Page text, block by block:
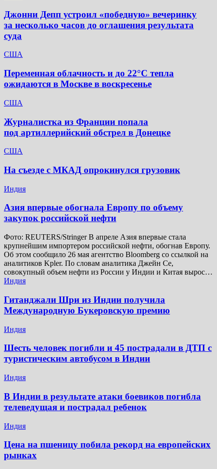
Джонни Депп устроил «победную» вечеринку
за несколько часов до оглашения результата
суда
США
Переменная облачность и до 22°C тепла
ожидаются в Москве в воскресенье
США
Журналистка из Франции попала
под артиллерийский обстрел в Донецке
США
На съезде с МКАД опрокинулся грузовик
Индия
Азия впервые обогнала Европу по объему
закупок российской нефти
Фото: REUTERS/Stringer В апреле Азия впервые стала
крупнейшим импортером российской нефти, обогнав Европу.
Об этом сообщило 26 мая агентство Bloomberg со ссылкой на
аналитиков Kpler. По словам аналитика Джейн Се,
совокупный объем нефти из России у Индии и Китая вырос…
Индия
Гитанджали Шри из Индии получила
Международную Букеровскую премию
Индия
Шесть человек погибли и 45 пострадали в ДТП с
туристическим автобусом в Индии
Индия
В Индии в результате атаки боевиков погибла
телеведущая и пострадал ребенок
Индия
Цена на пшеницу побила рекорд на европейских
рынках